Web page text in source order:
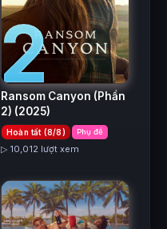
2
Ransom Canyon (Phần
2) (2025)
Hoàn tất (8/8) Phụ đề
▷ 10,012 lượt xem